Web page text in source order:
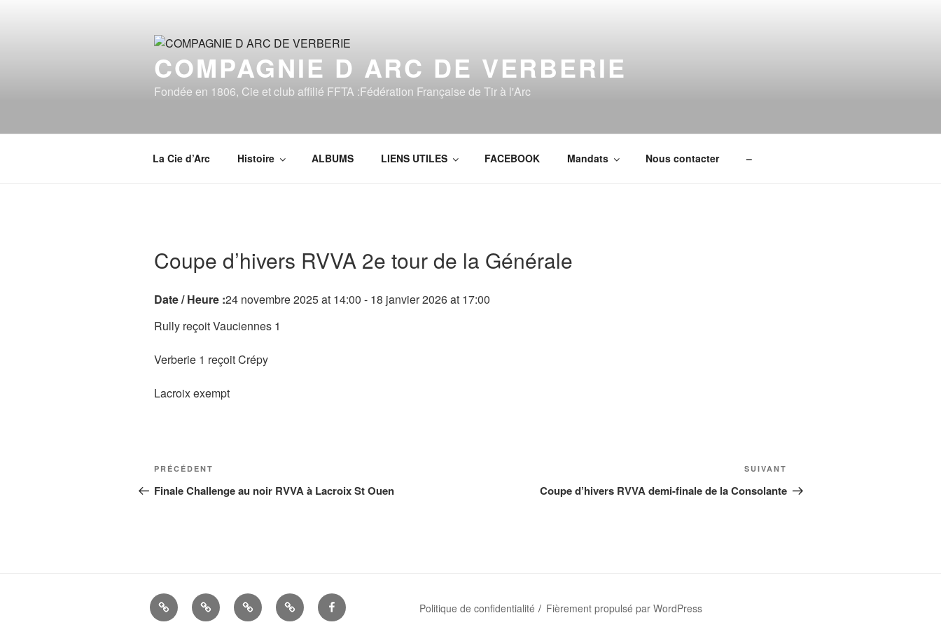
COMPAGNIE D ARC DE VERBERIE
Fondée en 1806, Cie et club affilié FFTA :Fédération Française de Tir à l'Arc
La Cie d’Arc Histoire ALBUMS LIENS UTILES FACEBOOK Mandats Nous contacter –
Coupe d’hivers RVVA 2e tour de la Générale
Date / Heure :24 novembre 2025at 14:00 - 18 janvier 2026at 17:00
Rully reçoit Vauciennes 1
Verberie 1 reçoit Crépy
Lacroix exempt
Navigation
de
Article
précédent
PRÉCÉDENT
Finale Challenge au noir RVVA à Lacroix St Ouen
suivant
SUIVANT
Coupe d’hivers RVVA demi-finale de la Consolante
La
Cie
Histoire ALBUMSLIENS
UTILES
FACEBOOK Politique de confidentialité Fièrement propulsé par WordPress